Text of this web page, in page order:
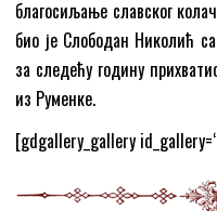
благосиљање славског
био је Слободан Николић
за следећу годину
из Руменке.
[gdgallery_gallery